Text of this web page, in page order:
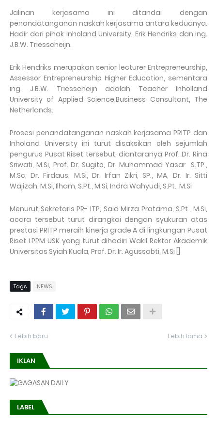
Jalinan kerjasama ini ditandai dengan
penandatanganan naskah kerjasama antara keduanya.
Hadir dari pihak Inholand University, Erik Hendriks dan ing.
J.B.W. Triesscheijn.
Erik Hendriks merupakan senior lecturer Entrepreneurship,
Assessor Entrepreneurship Higher Education, sementara
ing. J.B.W. Triesscheijn adalah Teacher Inholland
University of Applied Science,Business Consultant, The
Netherlands.
Prosesi penandatanganan naskah kerjasama PRITP dan
Inholand University ini turut disaksikan oleh sejumlah
pengurus Pusat Riset tersebut, diantaranya Prof. Dr. Rina
Sriwati, M.Si, Prof. Dr. Sugito, Dr. Muhammad Yasar S.TP.,
M.Sc, Dr. Firdaus, M.Si, Dr. Irfan Zikri, SP., MA, Dr. Ir. Sitti
Wajizah, M.Si, Ilham, S.Pt., M.Si, Indra Wahyudi, S.Pt., M.Si
Menurut Sekretaris PR- ITP, Said Mirza Pratama, S.Pt., M.Si,
acara tersebut turut dirangkai dengan syukuran atas
prestasi PRITP meraih kinerja grade A di lingkungan Pusat
Riset LPPM USK yang turut dihadiri Wakil Rektor Akademik
Universitas Syiah Kuala, Prof. Dr. Ir. Agussabti, M.Si []
Tags NEWS
Lebih baru Lebih lama
IKLAN
LABEL